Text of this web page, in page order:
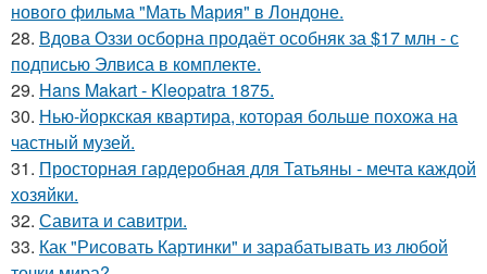
нового фильма "Мать Мария" в Лондоне.
28. Вдова Оззи осборна продаёт особняк за $17 млн - с
подписью Элвиса в комплекте.
29. Hans Makart - Kleopatra 1875.
30. Нью-йоркская квартира, которая больше похожа на
частный музей.
31. Просторная гардеробная для Татьяны - мечта каждой
хозяйки.
32. Савита и савитри.
33. Как "Рисовать Картинки" и зарабатывать из любой